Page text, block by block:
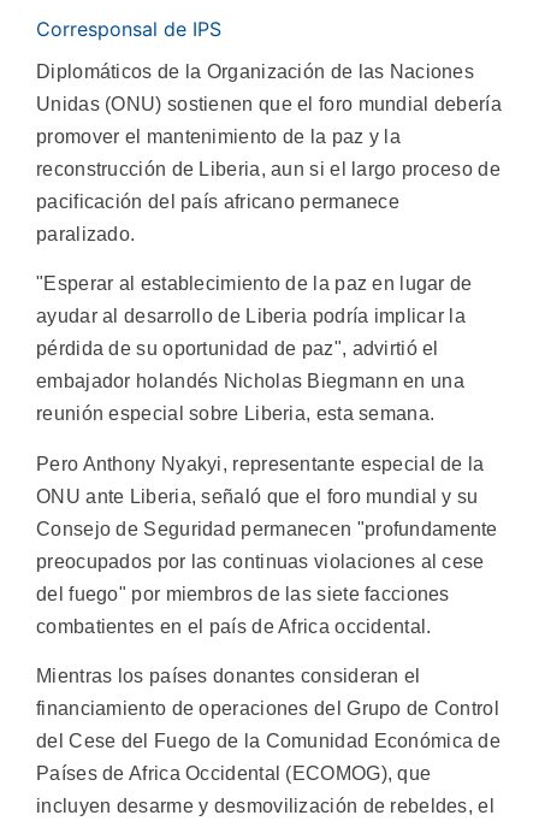
Corresponsal de IPS
Diplomáticos de la Organización de las Naciones
Unidas (ONU) sostienen que el foro mundial debería
promover el mantenimiento de la paz y la
reconstrucción de Liberia, aun si el largo proceso de
pacificación del país africano permanece
paralizado.
"Esperar al establecimiento de la paz en lugar de
ayudar al desarrollo de Liberia podría implicar la
pérdida de su oportunidad de paz", advirtió el
embajador holandés Nicholas Biegmann en una
reunión especial sobre Liberia, esta semana.
Pero Anthony Nyakyi, representante especial de la
ONU ante Liberia, señaló que el foro mundial y su
Consejo de Seguridad permanecen "profundamente
preocupados por las continuas violaciones al cese
del fuego" por miembros de las siete facciones
combatientes en el país de Africa occidental.
Mientras los países donantes consideran el
financiamiento de operaciones del Grupo de Control
del Cese del Fuego de la Comunidad Económica de
Países de Africa Occidental (ECOMOG), que
incluyen desarme y desmovilización de rebeldes, el